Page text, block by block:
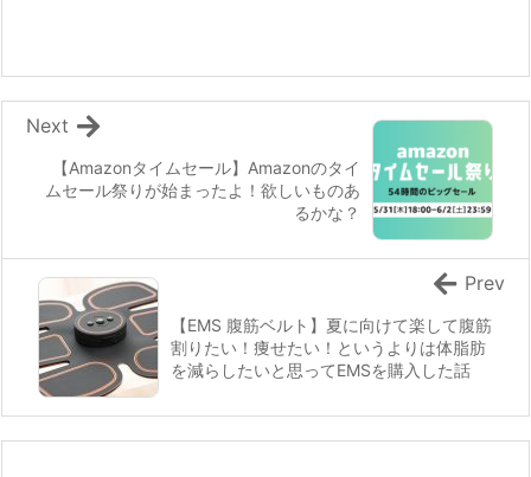
【Amazonタイムセール】Amazonのタイ
ムセール祭りが始まったよ！欲しいものあ
るかな？
Next
【EMS 腹筋ベルト】夏に向けて楽して腹筋
割りたい！痩せたい！というよりは体脂肪
を減らしたいと思ってEMSを購入した話
Prev